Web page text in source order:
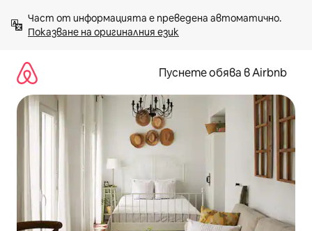
към
съдържанието
Показване на оригиналния език
Пуснете обява в Airbnb